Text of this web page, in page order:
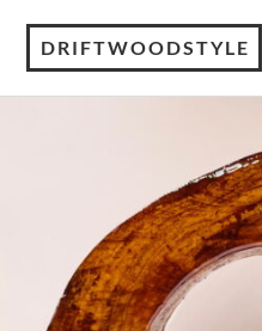
DRIFTWOODSTYLE